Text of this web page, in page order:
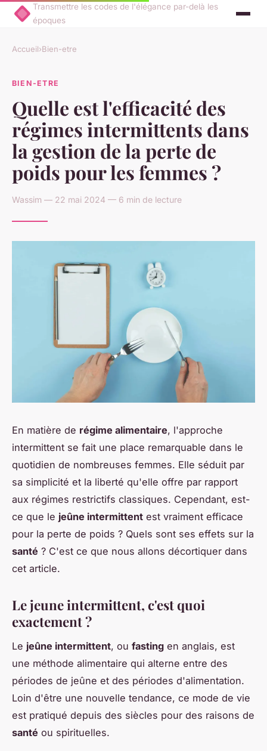
Transmettre les codes de l'élégance par-delà les
époques
Accueil›Bien-etre
BIEN-ETRE
Quelle est l'efficacité des
régimes intermittents dans
la gestion de la perte de
poids pour les femmes ?
Wassim — 22 mai 2024 — 6 min de lecture
En matière de régime alimentaire, l'approche
intermittent se fait une place remarquable dans le
quotidien de nombreuses femmes. Elle séduit par
sa simplicité et la liberté qu'elle offre par rapport
aux régimes restrictifs classiques. Cependant, est-
ce que le jeûne intermittent est vraiment efficace
pour la perte de poids ? Quels sont ses effets sur la
santé ? C'est ce que nous allons décortiquer dans
cet article.
Le jeune intermittent, c'est quoi
exactement ?
Le jeûne intermittent, ou fasting en anglais, est
une méthode alimentaire qui alterne entre des
périodes de jeûne et des périodes d'alimentation.
Loin d'être une nouvelle tendance, ce mode de vie
est pratiqué depuis des siècles pour des raisons de
santé ou spirituelles.